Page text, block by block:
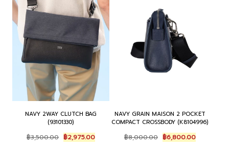
NAVY 2WAY CLUTCH BAG
(93101330)
฿3,500.00 Original
price
฿2,975.00Current
price
NAVY GRAIN MAISON 2 POCKET
COMPACT CROSSBODY (K8104996)
฿8,000.00 Original
price
฿6,800.00Current
price